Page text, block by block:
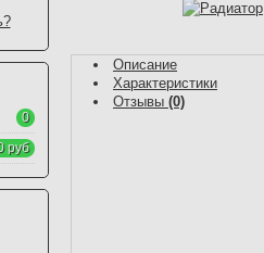
0
руб
Описание
Характеристики
Отзывы (0)